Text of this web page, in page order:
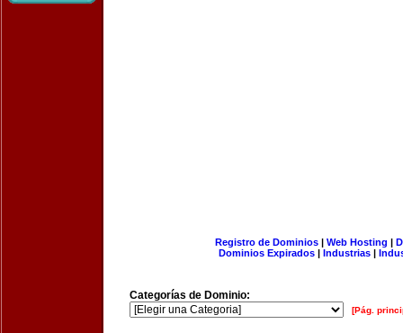
Registro de Dominios| Web Hosting |
Dominios Expirados | Industrias |
Categorías de Dominio:
[Pág.